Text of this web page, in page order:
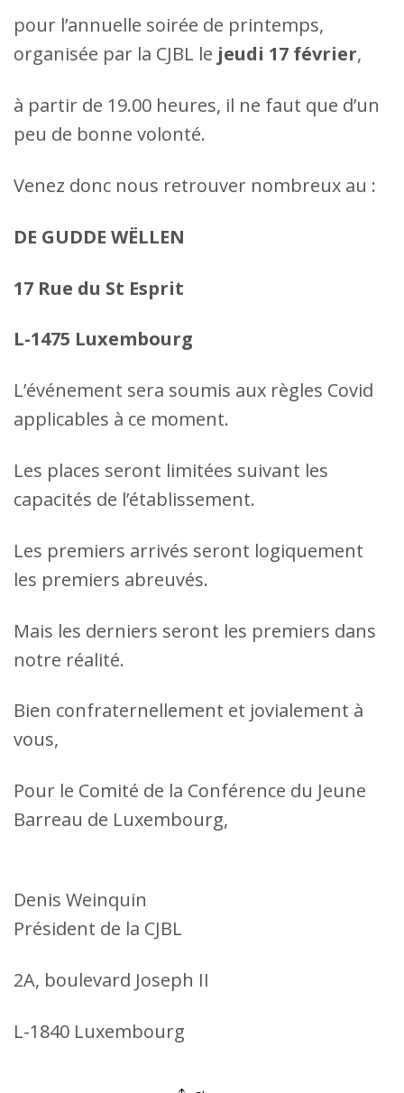
pour l’annuelle soirée de printemps,
organisée par la CJBL le jeudi 17 février,
à partir de 19.00 heures, il ne faut que d’un
peu de bonne volonté.
Venez donc nous retrouver nombreux au :
DE GUDDE WËLLEN
17 Rue du St Esprit
L-1475 Luxembourg
L’événement sera soumis aux règles Covid
applicables à ce moment.
Les places seront limitées suivant les
capacités de l’établissement.
Les premiers arrivés seront logiquement
les premiers abreuvés.
Mais les derniers seront les premiers dans
notre réalité.
Bien confraternellement et jovialement à
vous,
Pour le Comité de la Conférence du Jeune
Barreau de Luxembourg,
Denis Weinquin
Président de la CJBL
2A, boulevard Joseph II
L-1840 Luxembourg